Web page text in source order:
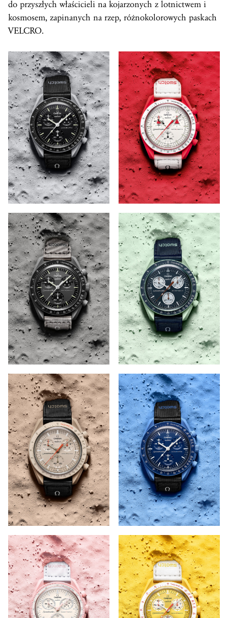
do przyszłych właścicieli na kojarzonych z lotnictwem i
kosmosem, zapinanych na rzep, różnokolorowych paskach
VELCRO.